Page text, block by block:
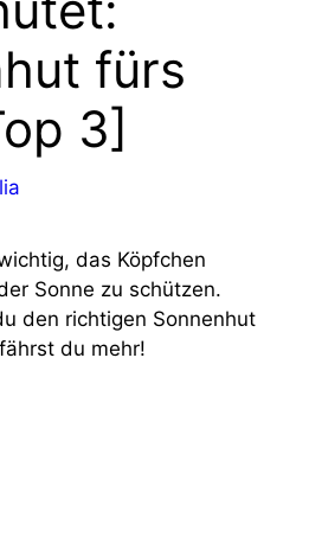
fürs
3]
das Köpfchen
Sonne zu schützen.
den richtigen Sonnenhut
du mehr!